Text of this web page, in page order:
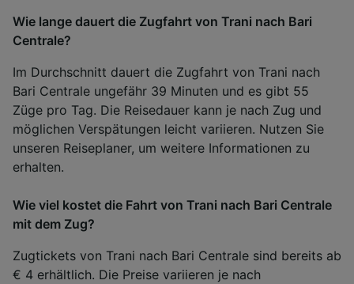
Wie lange dauert die Zugfahrt von Trani nach Bari
Centrale?
Im Durchschnitt dauert die Zugfahrt von Trani nach
Bari Centrale ungefähr 39 Minuten und es gibt 55
Züge pro Tag. Die Reisedauer kann je nach Zug und
möglichen Verspätungen leicht variieren. Nutzen Sie
unseren Reiseplaner, um weitere Informationen zu
erhalten.
Wie viel kostet die Fahrt von Trani nach Bari Centrale
mit dem Zug?
Zugtickets von Trani nach Bari Centrale sind bereits ab
€ 4 erhältlich. Die Preise variieren je nach